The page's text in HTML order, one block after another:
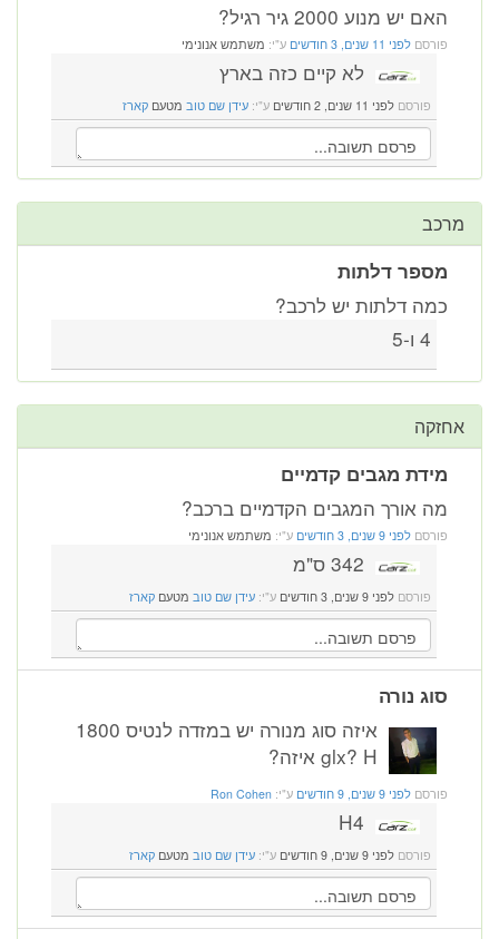
האם יש מנוע 2000 גיר רגיל?
פורסם לפני 11 שנים, 3 חודשים ע"י: משתמש אנונימי
לא קיים כזה בארץ
פורסם לפני 11 שנים, 2 חודשים ע"י: עידן שם טוב מטעם קארז
מרכב
מספר דלתות
כמה דלתות יש לרכב?
4 ו-5
אחזקה
מידת מגבים קדמיים
מה אורך המגבים הקדמיים ברכב?
פורסם לפני 9 שנים, 3 חודשים ע"י: משתמש אנונימי
342 ס"מ
פורסם לפני 9 שנים, 3 חודשים ע"י: עידן שם טוב מטעם קארז
סוג נורה
איזה סוג מנורה יש במזדה לנטיס 1800
glx? H איזה?
פורסם לפני 9 שנים, 9 חודשים ע"י: Ron Cohen
H4
פורסם לפני 9 שנים, 9 חודשים ע"י: עידן שם טוב מטעם קארז